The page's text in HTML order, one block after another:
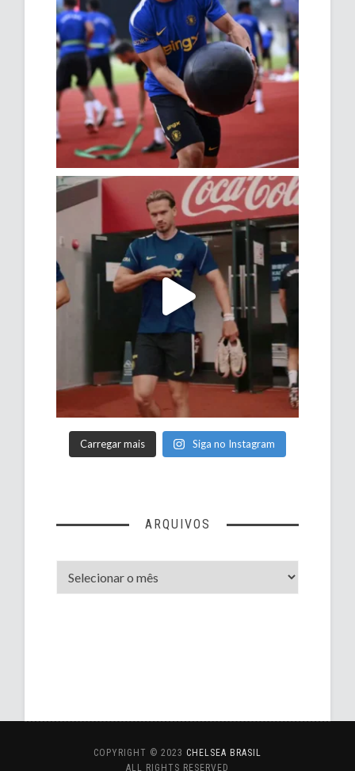
Carregar mais Siga no Instagram
ARQUIVOS
COPYRIGHT © 2023 CHELSEA BRASIL
ALL RIGHTS RESERVED